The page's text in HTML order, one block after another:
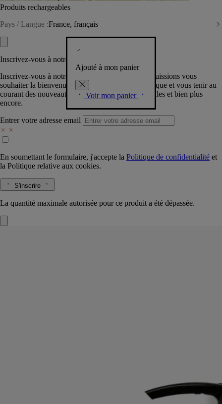
Produits rechargeables
Pays / Langue :France, français
Ajouté à mon panier
Voir mon panier
Inscrivez-vous à notre Newsletter
Inscrivez-vous à notre newsletter pour que nous puissions vous
souhaiter la bienvenue dans la communauté Diptyque et vous tenir au
courant des nouveautés, événements, offres spéciales et bien plus
encore.
Entrer votre adresse email
En soumettant le formulaire, j'accepte la Politique de confidentialité et
la Politique relative aux cookies.
S'inscrire
La quantité maximale autorisée pour ce produit a été dépassée.
naturelle, laisse la peau douce tout en la parfumant des senteurs de
l'été. Sur le flacon, les géraniums prennent vie à travers un décor